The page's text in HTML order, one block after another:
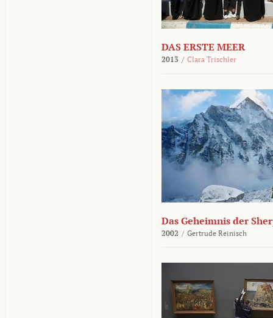
DAS ERSTE MEER
2013 / Clara Trischler
Das Geheimnis der
2002 / Gertrude Reinisch